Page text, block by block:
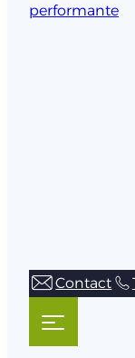
performante
Contact